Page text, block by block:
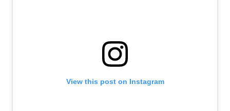
View this post on Instagram